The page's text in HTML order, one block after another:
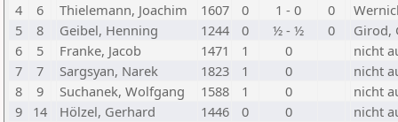
4
6 Thielemann, Joachim 1607 0 1 - 0 0
5
8 Geibel, Henning 1244 0 ½ - ½ 0
Girod,
6
5 Franke, Jacob 1471 1 0
nicht
7
7 Sargsyan, Narek 1823 1 0
nicht
8
9 Suchanek, Wolfgang 1588 1 0
nicht
9
14 Hölzel, Gerhard 1446 0 0
nicht